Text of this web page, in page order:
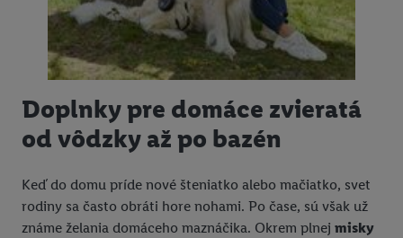
Doplnky pre domáce zvieratá
od vôdzky až po bazén
Keď do domu príde nové šteniatko alebo mačiatko, svet
rodiny sa často obráti hore nohami. Po čase, sú však už
známe želania domáceho maznáčika. Okrem plnej misky